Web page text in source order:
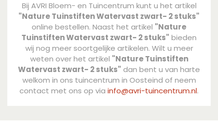
Bij AVRI Bloem- en Tuincentrum kunt u het artikel
"Nature Tuinstiften Watervast zwart- 2 stuks"
online bestellen. Naast het artikel "Nature
Tuinstiften Watervast zwart- 2 stuks" bieden
wij nog meer soortgelijke artikelen. Wilt u meer
weten over het artikel "Nature Tuinstiften
Watervast zwart- 2 stuks" dan bent u van harte
welkom in ons tuincentrum in Oosteind of neem
contact met ons op via info@avri-tuincentrum.nl.